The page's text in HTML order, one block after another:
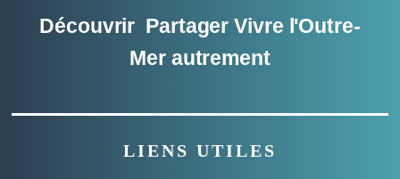
Découvrir Partager Vivre l'Outre-
Mer autrement
LIENS UTILES